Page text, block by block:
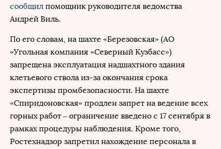
сообщил помощник руководителя ведомства
Андрей Виль.
По его словам, на шахте «Березовская» (АО
«Угольная компания «Северный Кузбасс»)
запрещена эксплуатация надшахтного здания
клетьевого ствола из-за окончания срока
экспертизы промбезопасности. На шахте
«Спиридоновская» продлен запрет на ведение всех
горных работ – ограничение введено с 17 сентября в
рамках процедуры наблюдения. Кроме того,
Ростехнадзор запретил нахождение персонала в